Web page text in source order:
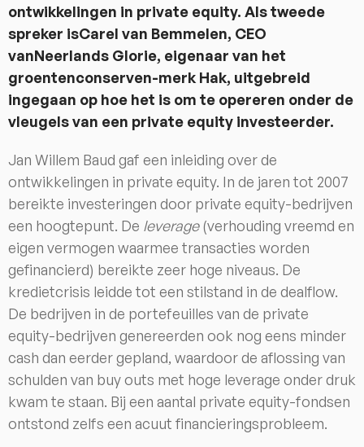
ontwikkelingen in private equity. Als tweede
spreker isCarel van Bemmelen, CEO
vanNeerlands Glorie, eigenaar van het
groentenconserven-merk Hak, uitgebreid
ingegaan op hoe het is om te opereren onder de
vleugels van een private equity investeerder.
Jan Willem Baud gaf een inleiding over de
ontwikkelingen in private equity. In de jaren tot 2007
bereikte investeringen door private equity-bedrijven
een hoogtepunt. De leverage(verhouding vreemd en
eigen vermogen waarmee transacties worden
gefinancierd) bereikte zeer hoge niveaus. De
kredietcrisis leidde tot een stilstand in de dealflow.
De bedrijven in de portefeuilles van de private
equity-bedrijven genereerden ook nog eens minder
cash dan eerder gepland, waardoor de aflossing van
schulden van buy outs met hoge leverage onder druk
kwam te staan. Bij een aantal private equity-fondsen
ontstond zelfs een acuut financieringsprobleem.